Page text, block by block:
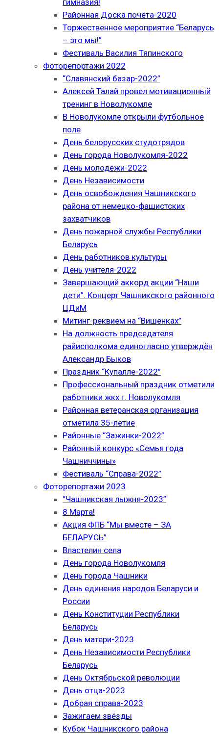
гимназия!
Районная Доска почёта-2020
Торжественное мероприятие “Беларусь
– это мы!”
Фестиваль Василия Тяпинского
Фоторепортажи 2022
“Славянский базар-2022”
Алексей Талай провел мотивационный
тренинг в Новолукомле
В Новолукомле открыли футбольное
поле
День белорусских студотрядов
День города Новолукомля-2022
День молодёжи-2022
День Независимости
День освобождения Чашникского
района от немецко-фашистских
захватчиков
День пожарной службы Республики
Беларусь
День работников культуры
День учителя-2022
Завершающий аккорд акции “Наши
дети”. Концерт Чашникского районного
ЦДиМ
Митинг-реквием на “Вишенках”
На должность председателя
райисполкома единогласно утверждён
Александр Быков
Праздник “Купалле-2022”
Профессиональный праздник отметили
работники жкх г. Новолукомля
Районная ветеранская организация
отметила 35-летие
Районные “Зажинки-2022”
Районный конкурс «Семья года
Чашниччины»
Фестиваль “Справа-2022”
Фоторепортажи 2023
“Чашникская лыжня-2023”
8 Марта!
Акция ФПБ “Мы вместе – ЗА
БЕЛАРУСЬ”
Властелин села
День города Новолукомля
День города Чашники
День единения народов Беларуси и
России
День Конституции Республики
Беларусь
День матери-2023
День Независимости Республики
Беларусь
День Октябрьской революции
День отца-2023
Добрая справа-2023
Зажигаем звёзды
Кубок Чашникского района